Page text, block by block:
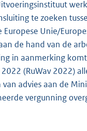
te zoeken
Unie/
de hand van de
in aanmerking
(RuWav 2022)
advies aan de
vergunning